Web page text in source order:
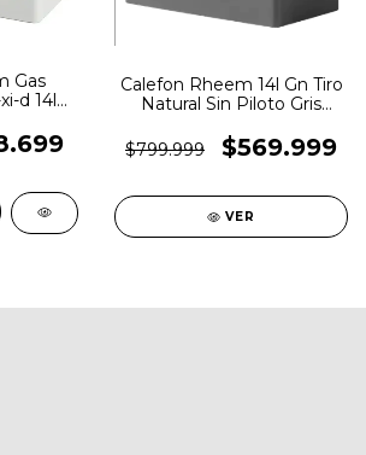
Gas
d 14lts
Calefon Rheem 14l Gn Tiro
Natural Sin Piloto Gris
$799.999
$569.999
VER